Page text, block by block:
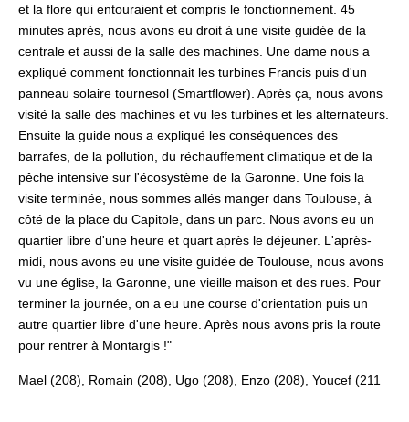
et la flore qui entouraient et compris le fonctionnement. 45
minutes après, nous avons eu droit à une visite guidée de la
centrale et aussi de la salle des machines. Une dame nous a
expliqué comment fonctionnait les turbines Francis puis d'un
panneau solaire tournesol (Smartflower). Après ça, nous avons
visité la salle des machines et vu les turbines et les alternateurs.
Ensuite la guide nous a expliqué les conséquences des
barrafes, de la pollution, du réchauffement climatique et de la
pêche intensive sur l'écosystème de la Garonne. Une fois la
visite terminée, nous sommes allés manger dans Toulouse, à
côté de la place du Capitole, dans un parc. Nous avons eu un
quartier libre d'une heure et quart après le déjeuner. L'après-
midi, nous avons eu une visite guidée de Toulouse, nous avons
vu une église, la Garonne, une vieille maison et des rues. Pour
terminer la journée, on a eu une course d'orientation puis un
autre quartier libre d'une heure. Après nous avons pris la route
pour rentrer à Montargis !"
Mael (208), Romain (208), Ugo (208), Enzo (208), Youcef (211